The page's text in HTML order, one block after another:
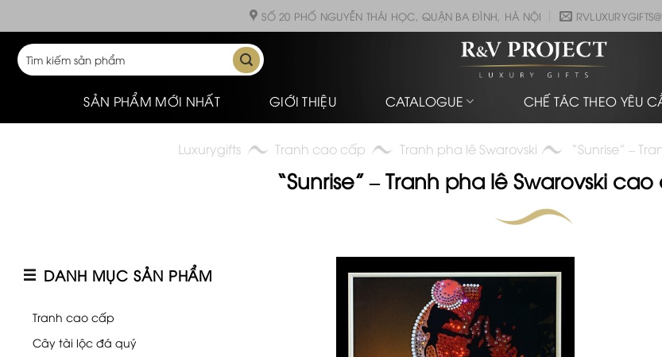
to
content
SỐ 20 PHỐ NGUYỄN THÁI HỌC, QUẬN BA ĐÌNH, HÀ NỘI
Tìm
kiếm:
SẢN PHẨM MỚI NHẤT GIỚI THIỆU CATALOGUE CHẾ TÁC THEO YÊU
Luxurygifts Tranh cao cấp Tranh pha lê Swarovski “Sunrise” –
“Sunrise” – Tranh pha lê Swarovski
DANH MỤC SẢN PHẨM
Tranh cao cấp
Cây tài lộc đá quý